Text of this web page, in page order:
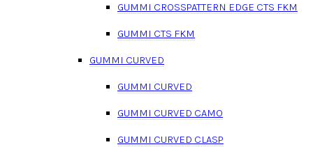
GUMMI CROSSPATTERN EDGE CTS FKM
GUMMI CTS FKM
GUMMI CURVED
GUMMI CURVED
GUMMI CURVED CAMO
GUMMI CURVED CLASP